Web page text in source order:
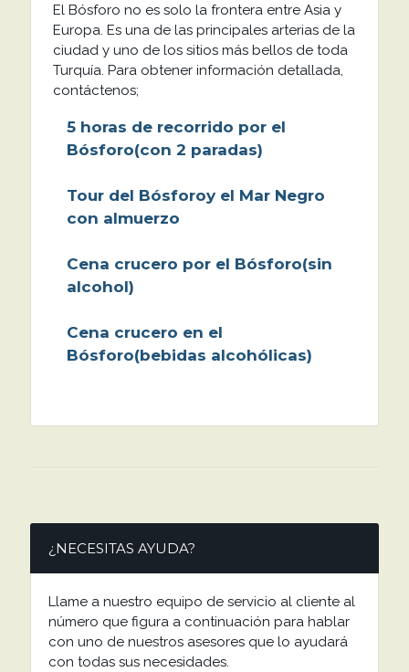
El Bósforo no es solo la frontera entre Asia y
Europa. Es una de las principales arterias de la
ciudad y uno de los sitios más bellos de toda
Turquía. Para obtener información detallada,
contáctenos;
5 horas de recorrido por el
Bósforo(con 2 paradas)
Tour del Bósforoy el Mar Negro
con almuerzo
Cena crucero por el Bósforo(sin
alcohol)
Cena crucero en el
Bósforo(bebidas alcohólicas)
¿NECESITAS AYUDA?
Llame a nuestro equipo de servicio al cliente al
número que figura a continuación para hablar
con uno de nuestros asesores que lo ayudará
con todas sus necesidades.